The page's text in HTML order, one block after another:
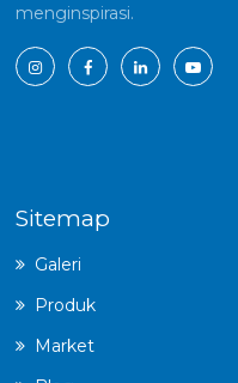
menginspirasi.
Sitemap
Galeri
Produk
Market